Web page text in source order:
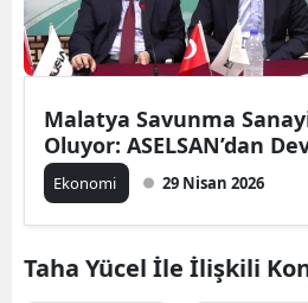
Malatya Savunma
Oluyor: ASELSAN’dan
Ekonomi 29 Nisan 2026
Taha Yücel İle İlişkili